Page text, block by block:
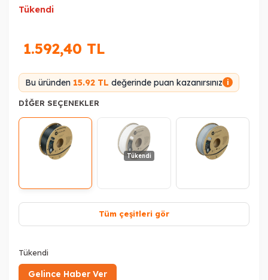
Tükendi
1.592,40 TL
Bu üründen 15.92 TL değerinde puan kazanırsınız i
DIĞER SEÇENEKLER
Tükendi
Tüm çeşitleri gör
Tükendi
Gelince Haber Ver